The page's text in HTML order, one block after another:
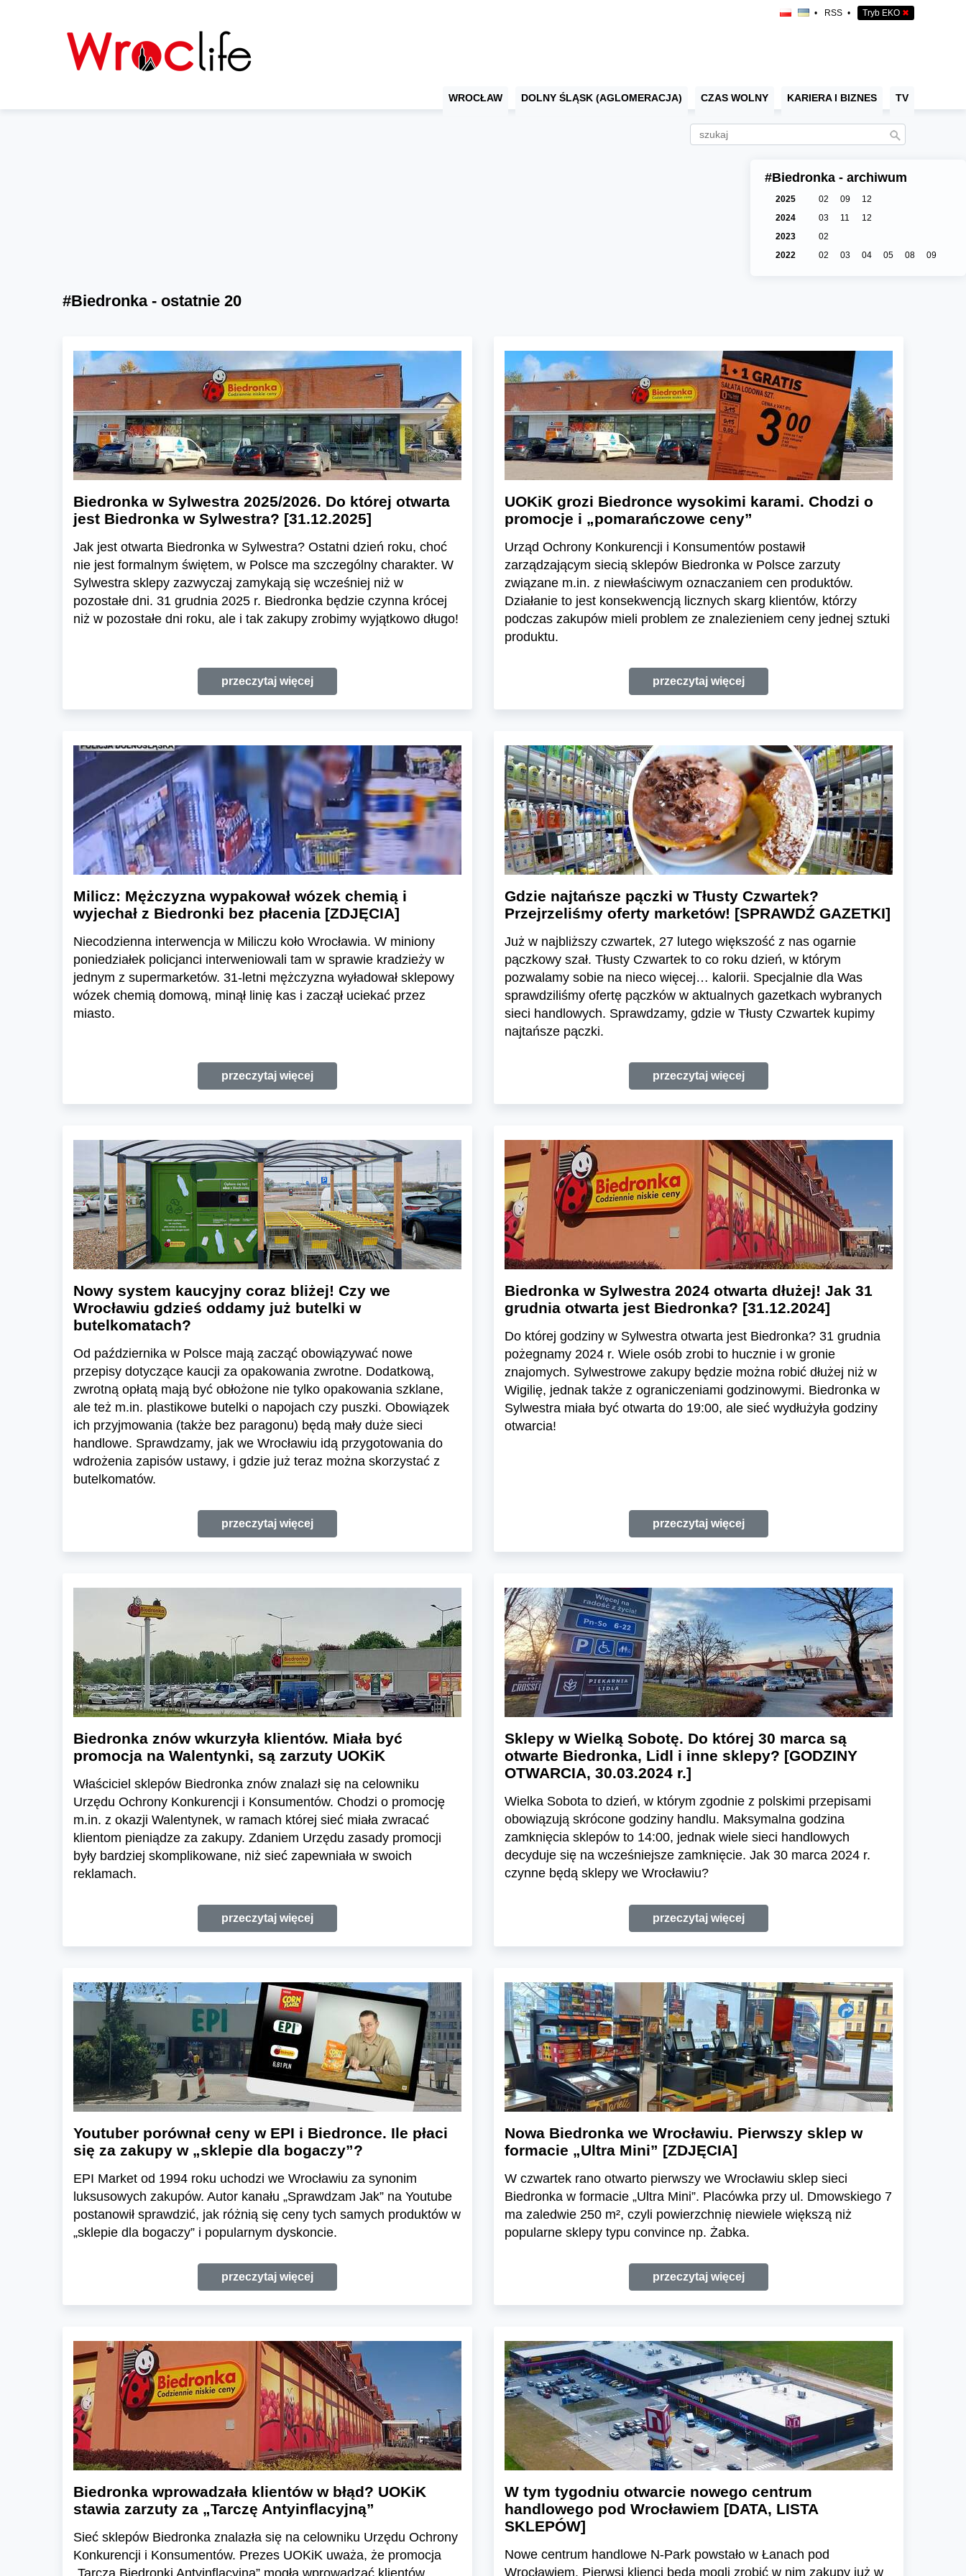
• RSS • Tryb EKO ✖
WROCŁAW DOLNY ŚLĄSK (AGLOMERACJA) CZAS WOLNY KARIERA I BIZNES TV
#Biedronka - archiwum
2025 02 09
12
2024
03 11
12
2023
02
2022
02 03 04 05 08 09
#Biedronka - ostatnie 20
Biedronka w Sylwestra 2025/2026. Do której otwarta
jest Biedronka w Sylwestra? [31.12.2025]
Jak jest otwarta Biedronka w Sylwestra? Ostatni dzień roku, choć
nie jest formalnym świętem, w Polsce ma szczególny charakter. W
Sylwestra sklepy zazwyczaj zamykają się wcześniej niż w
pozostałe dni. 31 grudnia 2025 r. Biedronka będzie czynna krócej
niż w pozostałe dni roku, ale i tak zakupy zrobimy wyjątkowo długo!
przeczytaj więcej
UOKiK grozi Biedronce wysokimi karami. Chodzi o
promocje i „pomarańczowe ceny”
Urząd Ochrony Konkurencji i Konsumentów postawił
zarządzającym siecią sklepów Biedronka w Polsce zarzuty
związane m.in. z niewłaściwym oznaczaniem cen produktów.
Działanie to jest konsekwencją licznych skarg klientów, którzy
podczas zakupów mieli problem ze znalezieniem ceny jednej sztuki
produktu.
przeczytaj więcej
Milicz: Mężczyzna wypakował wózek chemią i
wyjechał z Biedronki bez płacenia [ZDJĘCIA]
Niecodzienna interwencja w Miliczu koło Wrocławia. W miniony
poniedziałek policjanci interweniowali tam w sprawie kradzieży w
jednym z supermarketów. 31-letni mężczyzna wyładował sklepowy
wózek chemią domową, minął linię kas i zaczął uciekać przez
miasto.
przeczytaj więcej
Gdzie najtańsze pączki w Tłusty Czwartek?
Przejrzeliśmy oferty marketów! [SPRAWDŹ GAZETKI]
Już w najbliższy czwartek, 27 lutego większość z nas ogarnie
pączkowy szał. Tłusty Czwartek to co roku dzień, w którym
pozwalamy sobie na nieco więcej… kalorii. Specjalnie dla Was
sprawdziliśmy ofertę pączków w aktualnych gazetkach wybranych
sieci handlowych. Sprawdzamy, gdzie w Tłusty Czwartek kupimy
najtańsze pączki.
przeczytaj więcej
Nowy system kaucyjny coraz bliżej! Czy we
Wrocławiu gdzieś oddamy już butelki w
butelkomatach?
Od października w Polsce mają zacząć obowiązywać nowe
przepisy dotyczące kaucji za opakowania zwrotne. Dodatkową,
zwrotną opłatą mają być obłożone nie tylko opakowania szklane,
ale też m.in. plastikowe butelki o napojach czy puszki. Obowiązek
ich przyjmowania (także bez paragonu) będą mały duże sieci
handlowe. Sprawdzamy, jak we Wrocławiu idą przygotowania do
wdrożenia zapisów ustawy, i gdzie już teraz można skorzystać z
butelkomatów.
przeczytaj więcej
Biedronka w Sylwestra 2024 otwarta dłużej! Jak 31
grudnia otwarta jest Biedronka? [31.12.2024]
Do której godziny w Sylwestra otwarta jest Biedronka? 31 grudnia
pożegnamy 2024 r. Wiele osób zrobi to hucznie i w gronie
znajomych. Sylwestrowe zakupy będzie można robić dłużej niż w
Wigilię, jednak także z ograniczeniami godzinowymi. Biedronka w
Sylwestra miała być otwarta do 19:00, ale sieć wydłużyła godziny
otwarcia!
przeczytaj więcej
Biedronka znów wkurzyła klientów. Miała być
promocja na Walentynki, są zarzuty UOKiK
Właściciel sklepów Biedronka znów znalazł się na celowniku
Urzędu Ochrony Konkurencji i Konsumentów. Chodzi o promocję
m.in. z okazji Walentynek, w ramach której sieć miała zwracać
klientom pieniądze za zakupy. Zdaniem Urzędu zasady promocji
były bardziej skomplikowane, niż sieć zapewniała w swoich
reklamach.
przeczytaj więcej
Sklepy w Wielką Sobotę. Do której 30 marca są
otwarte Biedronka, Lidl i inne sklepy? [GODZINY
OTWARCIA, 30.03.2024 r.]
Wielka Sobota to dzień, w którym zgodnie z polskimi przepisami
obowiązują skrócone godziny handlu. Maksymalna godzina
zamknięcia sklepów to 14:00, jednak wiele sieci handlowych
decyduje się na wcześniejsze zamknięcie. Jak 30 marca 2024 r.
czynne będą sklepy we Wrocławiu?
przeczytaj więcej
Youtuber porównał ceny w EPI i Biedronce. Ile płaci
się za zakupy w „sklepie dla bogaczy”?
EPI Market od 1994 roku uchodzi we Wrocławiu za synonim
luksusowych zakupów. Autor kanału „Sprawdzam Jak” na Youtube
postanowił sprawdzić, jak różnią się ceny tych samych produktów w
„sklepie dla bogaczy” i popularnym dyskoncie.
przeczytaj więcej
Nowa Biedronka we Wrocławiu. Pierwszy sklep w
formacie „Ultra Mini” [ZDJĘCIA]
W czwartek rano otwarto pierwszy we Wrocławiu sklep sieci
Biedronka w formacie „Ultra Mini”. Placówka przy ul. Dmowskiego 7
ma zaledwie 250 m², czyli powierzchnię niewiele większą niż
popularne sklepy typu convince np. Żabka.
przeczytaj więcej
Biedronka wprowadzała klientów w błąd? UOKiK
stawia zarzuty za „Tarczę Antyinflacyjną”
Sieć sklepów Biedronka znalazła się na celowniku Urzędu Ochrony
Konkurencji i Konsumentów. Prezes UOKiK uważa, że promocja
W tym tygodniu otwarcie nowego centrum
handlowego pod Wrocławiem [DATA, LISTA
SKLEPÓW]
Nowe centrum handlowe N-Park powstało w Łanach pod
Wrocławiem. Pierwsi klienci będą mogli zrobić w nim zakupy już w